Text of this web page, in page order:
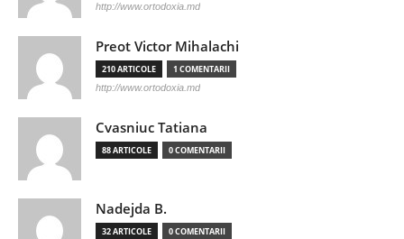
http://www.ortodoxia.md
Preot Victor Mihalachi
210 ARTICOLE 1 COMENTARII
http://www.ortodoxia.md
Cvasniuc Tatiana
88 ARTICOLE 0 COMENTARII
Nadejda B.
32 ARTICOLE 0 COMENTARII